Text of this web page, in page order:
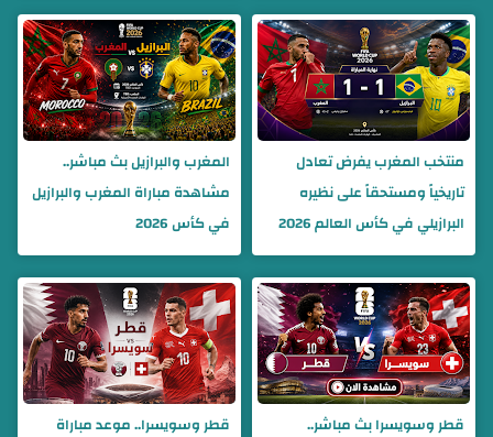
منتخب المغرب يفرض تعادل
تاريخياً ومستحقاً على نظيره
البرازيلي في كأس العالم 2026
المغرب والبرازيل بث مباشر..
مشاهدة مباراة المغرب والبرازيل
في كأس 2026
قطر وسويسرا بث مباشر..
قطر وسويسرا.. موعد مباراة